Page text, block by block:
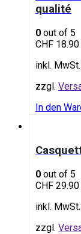
qualité
0 out of 5
CHF 18.90
inkl. MwSt.
zzgl.
In den
0 out of 5
CHF 29.90
inkl. MwSt.
zzgl.